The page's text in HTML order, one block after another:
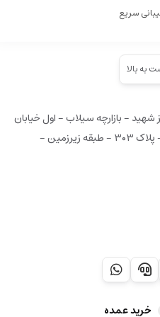
سریع
به بالا
شهید - بازارچه سیلاب - اول خیابان
ابوذر (ملا زینال) - جنب قنادی پاکان - پلاک ۳۰۳ - طبقه زیرزمین -
خرید عمده